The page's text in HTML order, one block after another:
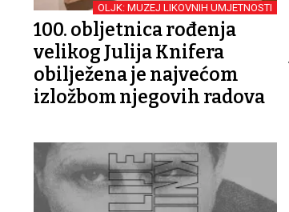
OLJK: MUZEJ LIKOVNIH UMJETNOSTI
100. obljetnica rođenja
velikog Julija Knifera
obilježena je najvećom
izložbom njegovih radova